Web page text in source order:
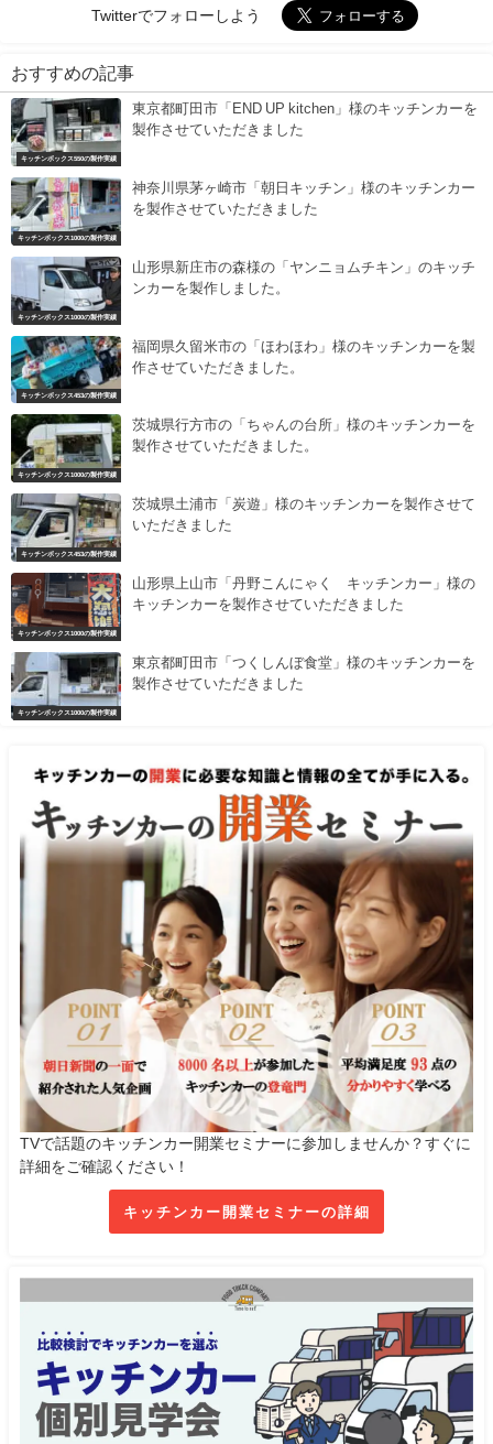
Twitterでフォローしよう
おすすめの記事
キッチンボックス550の製作実績
東京都町田市「END UP kitchen」様のキッチンカーを
製作させていただきました
キッチンボックス1000の製作実績
神奈川県茅ヶ崎市「朝日キッチン」様のキッチンカー
を製作させていただきました
キッチンボックス1000の製作実績
山形県新庄市の森様の「ヤンニョムチキン」のキッチ
ンカーを製作しました。
キッチンボックス453の製作実績
福岡県久留米市の「ほわほわ」様のキッチンカーを製
作させていただきました。
キッチンボックス1000の製作実績
茨城県行方市の「ちゃんの台所」様のキッチンカーを
製作させていただきました。
キッチンボックス453の製作実績
茨城県土浦市「炭遊」様のキッチンカーを製作させて
いただきました
キッチンボックス1000の製作実績
山形県上山市「丹野こんにゃく キッチンカー」様の
キッチンカーを製作させていただきました
キッチンボックス1000の製作実績
東京都町田市「つくしんぼ食堂」様のキッチンカーを
製作させていただきました
TVで話題のキッチンカー開業セミナーに参加しませんか？すぐに
詳細をご確認ください！
キッチンカー開業セミナーの詳細